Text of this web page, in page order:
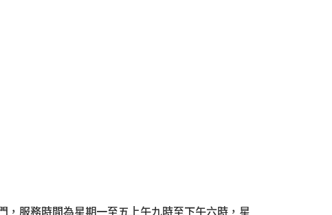
，服務時間為星期一至五上午九時至下午六時，星